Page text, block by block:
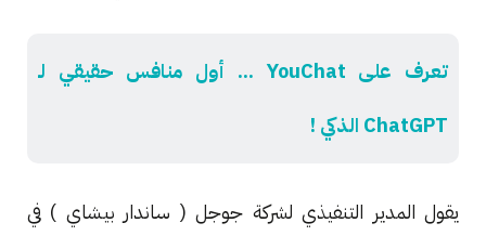
تعرف على YouChat ... أول منافس حقيقي لـ
ChatGPT الذكي !
يقول المدير التنفيذي لشركة جوجل ( ساندار بيشاي ) في